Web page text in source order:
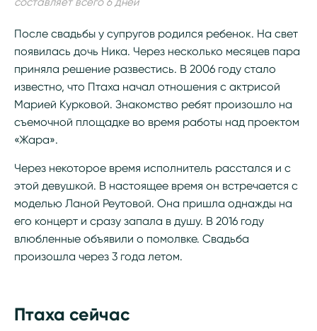
После свадьбы у супругов родился ребенок. На свет
появилась дочь Ника. Через несколько месяцев пара
приняла решение развестись. В 2006 году стало
известно, что Птаха начал отношения с актрисой
Марией Курковой. Знакомство ребят произошло на
съемочной площадке во время работы над проектом
«Жара».
Через некоторое время исполнитель расстался и с
этой девушкой. В настоящее время он встречается с
моделью Ланой Реутовой. Она пришла однажды на
его концерт и сразу запала в душу. В 2016 году
влюбленные объявили о помолвке. Свадьба
произошла через 3 года летом.
Птаха сейчас